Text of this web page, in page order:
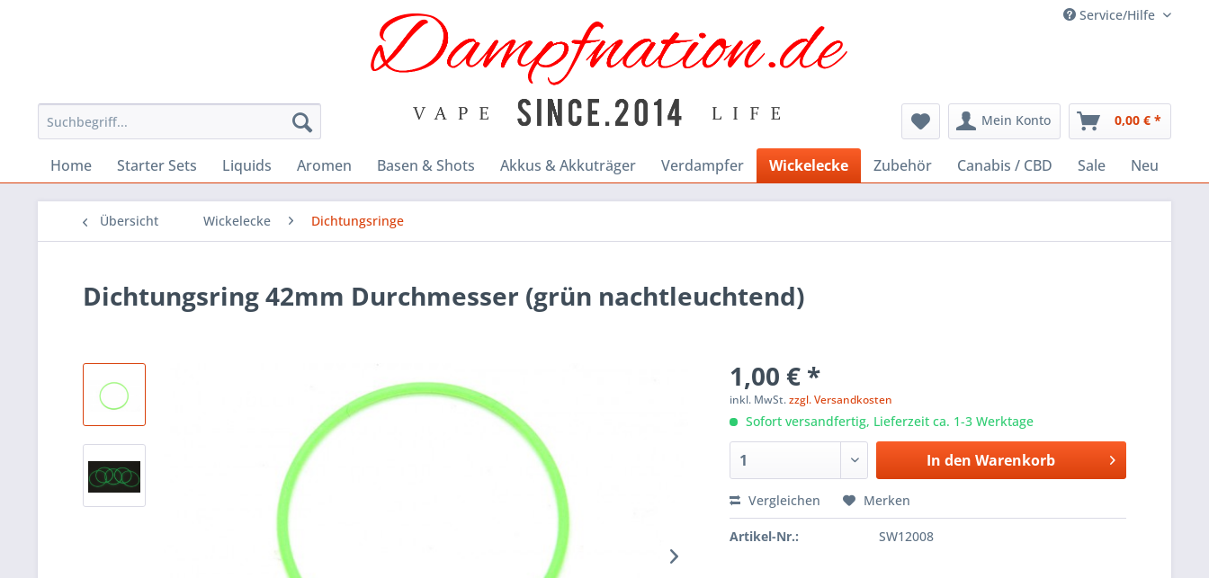
Service/Hilfe
Mein Konto 0,00 € *
Home Starter Sets Liquids Aromen Basen & Shots Akkus & Akkuträger Verdampfer Wickelecke Zubehör Canabis / CBD Sale Neu
Übersicht Wickelecke Dichtungsringe
Dichtungsring 42mm Durchmesser (grün nachtleuchtend)
1,00 € *
inkl. MwSt.zzgl. Versandkosten
Sofort versandfertig, Lieferzeit ca. 1-3 Werktage
In den Warenkorb
Vergleichen Merken
Artikel-Nr.: SW12008